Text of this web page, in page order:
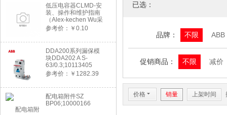
低压电容器CLMD-安
装、操作和维护指南
（Alex-kechen Wu采
购）-2022年版
参考价：￥0.10
DDA200系列漏保模
块DDA202 A S-
63/0.3;10113405
参考价：￥1282.39
配电箱附件SZ
BP06;10000166
已选：
品牌： 不限 ABB
促销商品： 不限 减价
价格 6 销量 上架时间